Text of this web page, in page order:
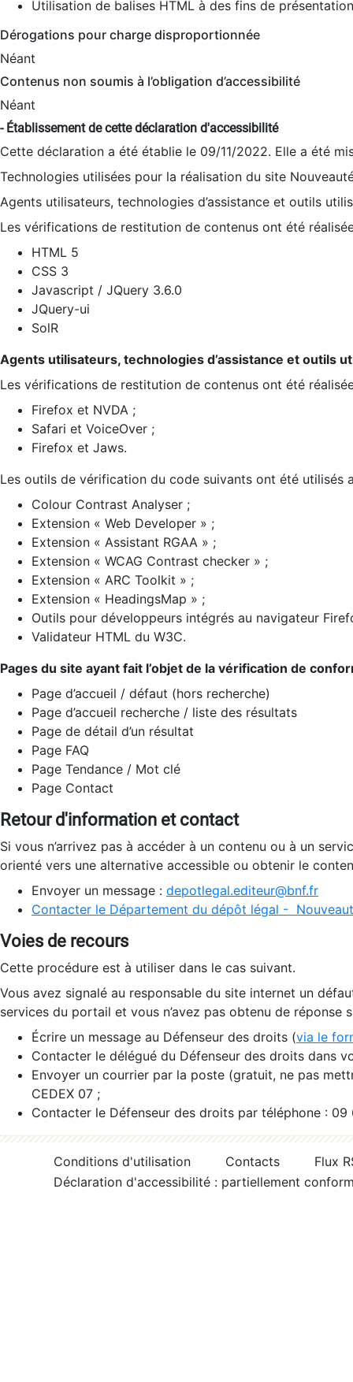
Utilisation de balises HTML à des fins de
Dérogations pour charge disproportionnée
Néant
Contenus non soumis à l’obligation d’accessibilité
Néant
- Établissement de cette déclaration d'accessibilité
Cette déclaration a été établie le 09/11/2022. Elle a été
Technologies utilisées pour la réalisation du site
Agents utilisateurs, technologies d’assistance et outils
Les vérifications de restitution de contenus ont été
HTML 5
CSS 3
Javascript / JQuery 3.6.0
JQuery-ui
SolR
Agents utilisateurs, technologies d’assistance et outils
Les vérifications de restitution de contenus ont été
Firefox et NVDA ;
Safari et VoiceOver ;
Firefox et Jaws.
Les outils de vérification du code suivants ont été utilisés
Colour Contrast Analyser ;
Extension « Web Developer » ;
Extension « Assistant RGAA » ;
Extension « WCAG Contrast checker » ;
Extension « ARC Toolkit » ;
Extension « HeadingsMap » ;
Outils pour développeurs intégrés au navigateur
Validateur HTML du W3C.
Pages du site ayant fait l’objet de la vérification de
Page d’accueil / défaut (hors recherche)
Page d’accueil recherche / liste des résultats
Page de détail d’un résultat
Page FAQ
Page Tendance / Mot clé
Page Contact
Retour d'information et contact
Si vous n’arrivez pas à accéder à un contenu ou à un
orienté vers une alternative accessible ou obtenir le
Envoyer un message : depotlegal.editeur@bnf.fr
Contacter le Département du dépôt légal -
Voies de recours
Cette procédure est à utiliser dans le cas suivant.
Vous avez signalé au responsable du site internet un
services du portail et vous n’avez pas obtenu de réponse
Écrire un message au Défenseur des droits (via le
Contacter le délégué du Défenseur des droits dans
Envoyer un courrier par la poste (gratuit, ne pas
CEDEX 07 ;
Contacter le Défenseur des droits par téléphone :
Conditions d'utilisation Contacts
Flux
Déclaration d'accessibilité : partiellement